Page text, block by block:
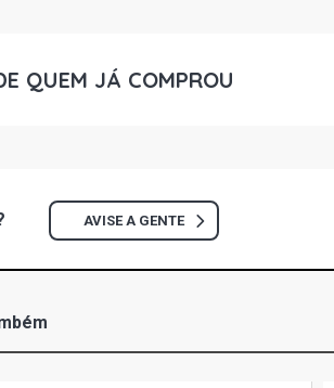
QUEM JÁ COMPROU
AVISE A GENTE